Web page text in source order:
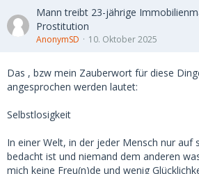
Mann treibt 23-jährige
Prostitution
AnonymSD 10. Oktober 2025
Das , bzw mein Zauberwort für diese
angesprochen werden lautet:
Selbstlosigkeit
In einer Welt, in der jeder Mensch nur auf
bedacht ist und niemand dem anderen
mich keine Freu(n)de und wenig